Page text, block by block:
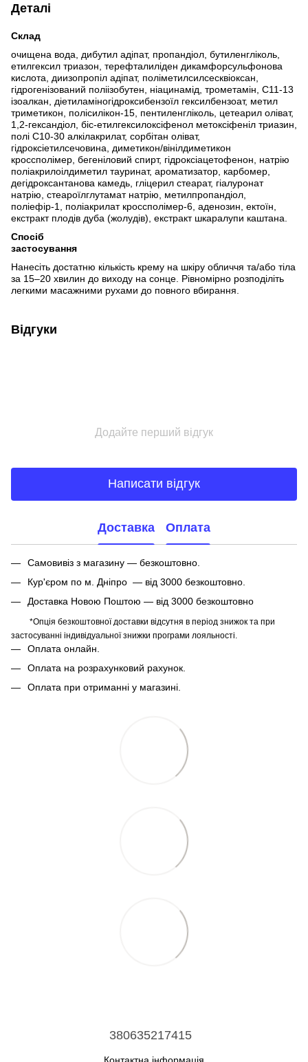
Деталі
Склад
очищена вода, дибутил адіпат, пропандіол, бутиленгліколь,
етилгексил триазон, терефталиліден дикамфорсульфонова
кислота, диизопропіл адіпат, поліметилсилсесквіоксан,
гідрогенізований поліізобутен, ніацинамід, трометамін, C11-13
ізоалкан, діетиламіногідроксибензоїл гексилбензоат, метил
триметикон, полісилікон-15, пентиленгліколь, цетеарил оліват,
1,2-гександіол, біc-етилгексилоксіфенол метоксіфеніл триазин,
полі C10-30 алкілакрилат, сорбітан оліват,
гідроксіетилсечовина, диметикон/вінілдиметикон
кроссполімер, бегеніловий спирт, гідроксіацетофенон, натрію
поліакрилоілдиметил тауринат, ароматизатор, карбомер,
дегідроксантанова камедь, гліцерил стеарат, гіалуронат
натрію, стеароїлглутамат натрію, метилпропандіол,
поліефір-1, поліакрилат кроссполімер-6, аденозин, ектоїн,
екстракт плодів дуба (жолудів), екстракт шкаралупи каштана.
Спосіб
застосування
Нанесіть достатню кількість крему на шкіру обличчя та/або тіла
за 15–20 хвилин до виходу на сонце. Рівномірно розподіліть
легкими масажними рухами до повного вбирання.
Відгуки
Додайте перший відгук
Написати відгук
Доставка Оплата
Самовивіз з магазину — безкоштовно.
Кур'єром по м. Дніпро — від 3000 безкоштовно.
Доставка Новою Поштою — від 3000 безкоштовно
*Опція безкоштовної доставки відсутня в період знижок та при
застосуванні індивідуальної знижки програми лояльності.
Оплата онлайн.
Оплата на розрахунковий рахунок.
Оплата при отриманні у магазині.
380635217415